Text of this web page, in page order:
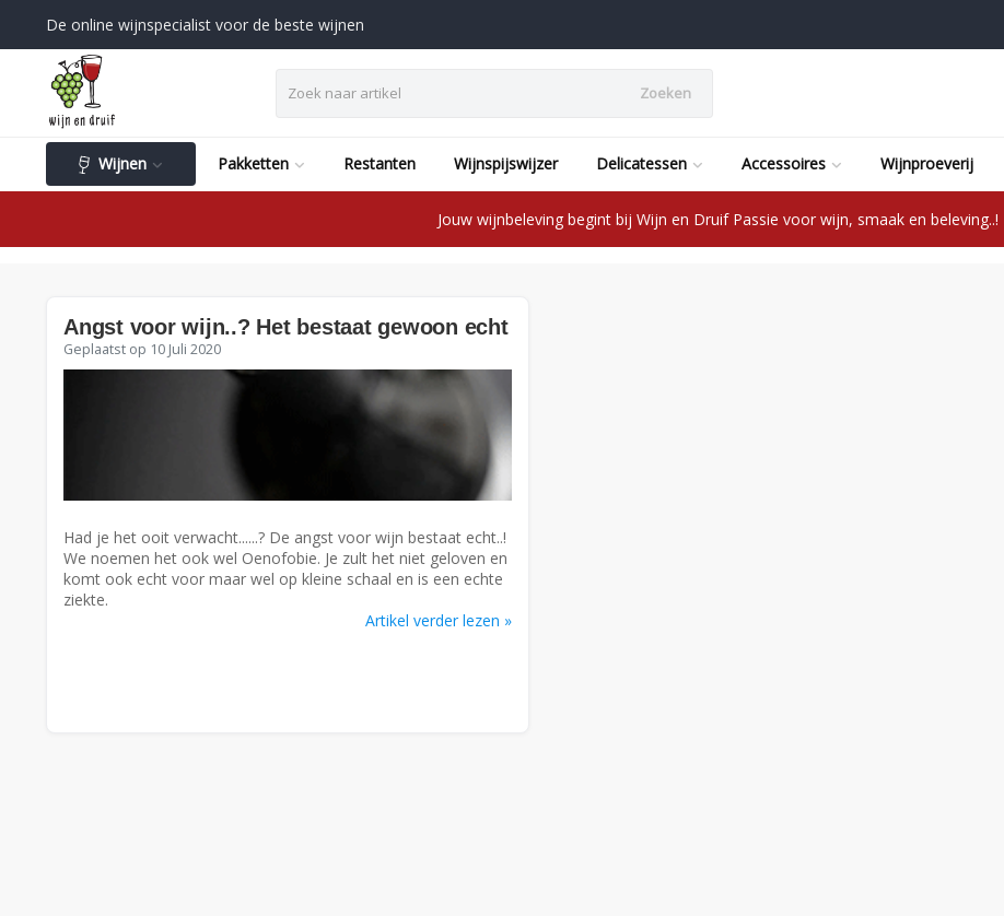
De online wijnspecialist voor de beste wijnen
Zoeken
Wijnen Pakketten Restanten Wijnspijswijzer Delicatessen Accessoires Wijnproeverij
Jouw wijnbeleving begint bij Wijn en Druif Passie voor wijn, smaak en beleving..!
Angst voor wijn..? Het bestaat gewoon echt
Geplaatst op 10 Juli 2020
Had je het ooit verwacht......? De angst voor wijn bestaat echt..!
We noemen het ook wel Oenofobie. Je zult het niet geloven en
komt ook echt voor maar wel op kleine schaal en is een echte
ziekte.
Artikel verder lezen »